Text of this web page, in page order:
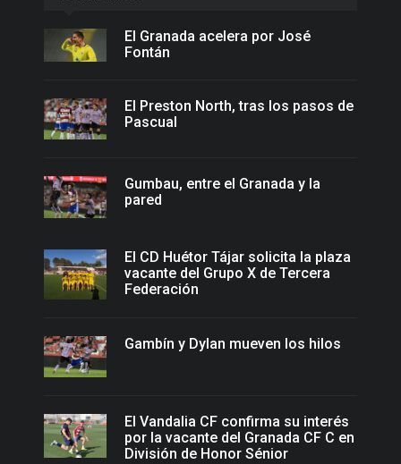
El Granada acelera por José
Fontán
El Preston North, tras los pasos de
Pascual
Gumbau, entre el Granada y la
pared
El CD Huétor Tájar solicita la plaza
vacante del Grupo X de Tercera
Federación
Gambín y Dylan mueven los hilos
El Vandalia CF confirma su interés
por la vacante del Granada CF C en
División de Honor Sénior